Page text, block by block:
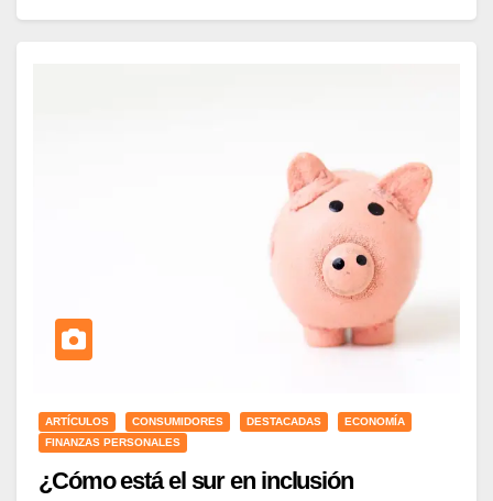
ARTÍCULOS CONSUMIDORES DESTACADAS
ECONOMÍA
FINANZAS PERSONALES
¿Cómo está el sur en inclusión